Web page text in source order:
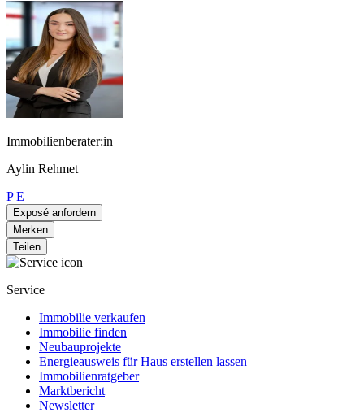
Immobilienberater:in
Aylin Rehmet
P E
Exposé anfordern
Merken
Teilen
Service
Immobilie verkaufen
Immobilie finden
Neubauprojekte
Energieausweis für Haus erstellen lassen
Immobilienratgeber
Marktbericht
Newsletter